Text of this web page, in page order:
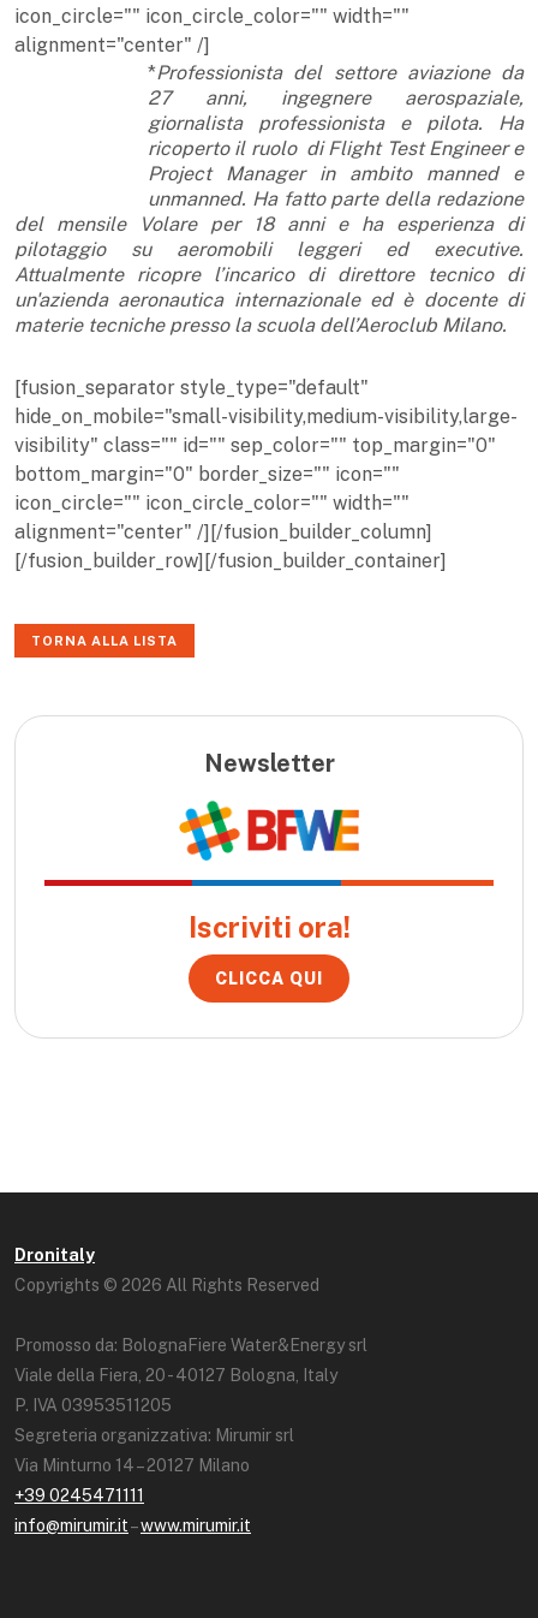
icon_circle="" icon_circle_color="" width=""
alignment="center" /]
*Professionista del settore aviazione da
27 anni, ingegnere aerospaziale,
giornalista professionista e pilota. Ha
ricoperto il ruolo di Flight Test Engineer e
Project Manager in ambito manned e
unmanned. Ha fatto parte della redazione
del mensile Volare per 18 anni e ha esperienza di
pilotaggio su aeromobili leggeri ed executive.
Attualmente ricopre l’incarico di direttore tecnico di
un'azienda aeronautica internazionale ed è docente di
materie tecniche presso la scuola dell’Aeroclub Milano.
[fusion_separator style_type="default"
hide_on_mobile="small-visibility,medium-visibility,large-
visibility" class="" id="" sep_color="" top_margin="0"
bottom_margin="0" border_size="" icon=""
icon_circle="" icon_circle_color="" width=""
alignment="center" /][/fusion_builder_column]
[/fusion_builder_row][/fusion_builder_container]
TORNA ALLA LISTA
Newsletter
Iscriviti ora!
CLICCA QUI
Dronitaly
Copyrights © 2026 All Rights Reserved
Promosso da: BolognaFiere Water&Energy srl
Viale della Fiera, 20 - 40127 Bologna, Italy
P. IVA 03953511205
Segreteria organizzativa: Mirumir srl
Via Minturno 14 – 20127 Milano
+39 0245471111
info@mirumir.it–www.mirumir.it